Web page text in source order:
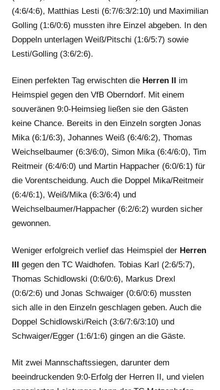
(4:6/4:6), Matthias Lesti (6:7/6:3/2:10) und Maximilian
Golling (1:6/0:6) mussten ihre Einzel abgeben. In den
Doppeln unterlagen Weiß/Pitschi (1:6/5:7) sowie
Lesti/Golling (3:6/2:6).
Einen perfekten Tag erwischten die Herren II im
Heimspiel gegen den VfB Oberndorf. Mit einem
souveränen 9:0-Heimsieg ließen sie den Gästen
keine Chance. Bereits in den Einzeln sorgten Jonas
Mika (6:1/6:3), Johannes Weiß (6:4/6:2), Thomas
Weichselbaumer (6:3/6:0), Simon Mika (6:4/6:0), Tim
Reitmeir (6:4/6:0) und Martin Happacher (6:0/6:1) für
die Vorentscheidung. Auch die Doppel Mika/Reitmeir
(6:4/6:1), Weiß/Mika (6:3/6:4) und
Weichselbaumer/Happacher (6:2/6:2) wurden sicher
gewonnen.
Weniger erfolgreich verlief das Heimspiel der Herren
III gegen den TC Waidhofen. Tobias Karl (2:6/5:7),
Thomas Schidlowski (0:6/0:6), Markus Drexl
(0:6/2:6) und Jonas Schwaiger (0:6/0:6) mussten
sich alle in den Einzeln geschlagen geben. Auch die
Doppel Schidlowski/Reich (3:6/7:6/3:10) und
Schwaiger/Egger (1:6/1:6) gingen an die Gäste.
Mit zwei Mannschaftssiegen, darunter dem
beeindruckenden 9:0-Erfolg der Herren II, und vielen